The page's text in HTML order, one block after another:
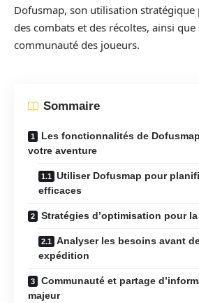
Dofusmap, son utilisation
des combats et des récoltes, ainsi
communauté des joueurs.
Sommaire
Les fonctionnalités de
votre aventure
Utiliser Dofusmap pour
efficaces
Stratégies d’optimisation pour
Analyser les besoins avant
expédition
Communauté et partage
majeur